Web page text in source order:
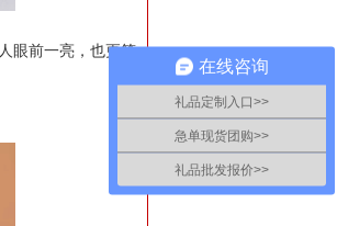
眼前一亮，也更符
在线咨询
礼品定制入口>>
急单现货团购>>
礼品批发报价>>